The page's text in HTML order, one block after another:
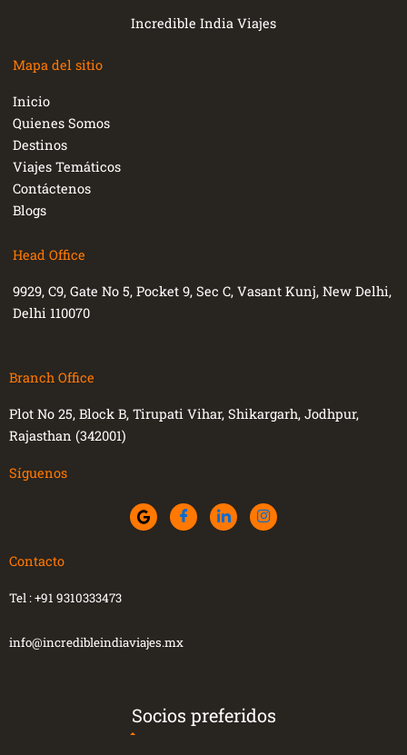
Incredible India Viajes
Mapa del sitio
Inicio
Quienes Somos
Destinos
Viajes Temáticos
Contáctenos
Blogs
Head Office
9929, C9, Gate No 5, Pocket 9, Sec C, Vasant Kunj, New Delhi,
Delhi 110070
Branch Office
Plot No 25, Block B, Tirupati Vihar, Shikargarh, Jodhpur,
Rajasthan (342001)
Síguenos
Contacto
Tel :+91 9310333473
info@incredibleindiaviajes.mx
Socios preferidos